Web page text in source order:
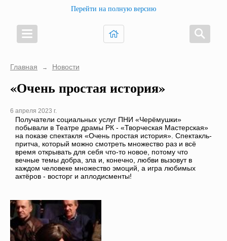
Перейти на полную версию
Главная → Новости
«Очень простая история»
6 апреля 2023 г.
Получатели социальных услуг ПНИ «Черёмушки»
побывали в Театре драмы РК - «Творческая Мастерская»
на показе спектакля «Очень простая история». Спектакль-
притча, который можно смотреть множество раз и всё
время открывать для себя что-то новое, потому что
вечные темы добра, зла и, конечно, любви вызовут в
каждом человеке множество эмоций, а игра любимых
актёров - восторг и аплодисменты!